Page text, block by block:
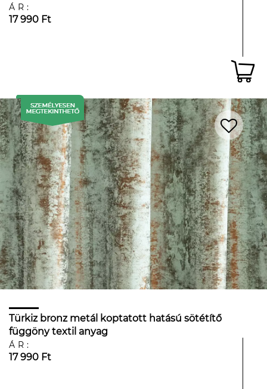
ÁR:
17 990 Ft
Türkiz bronz metál koptatott hatású sötétítő
függöny textil anyag
ÁR:
17 990 Ft